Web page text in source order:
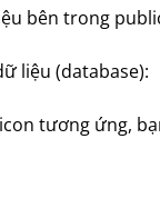
bên trong
liệu (database):
tương ứng,